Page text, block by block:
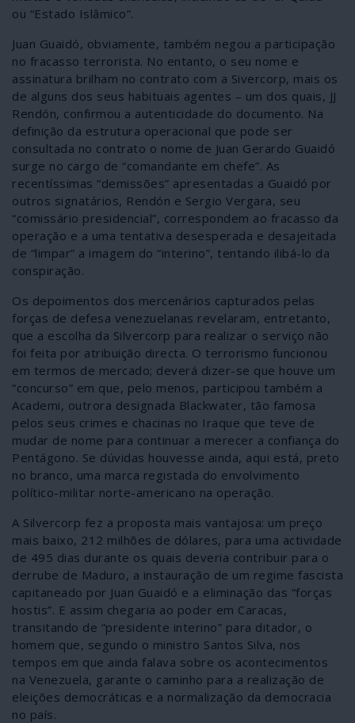
ou “Estado Islâmico”.
Juan Guaidó, obviamente, também negou a participação
no fracasso terrorista. No entanto, o seu nome e
assinatura brilham no contrato com a Sivercorp, mais os
de alguns dos seus habituais agentes – um dos quais, JJ
Rendón, confirmou a autenticidade do documento. Na
definição da estrutura operacional que pode ser
consultada no contrato o nome de Juan Gerardo Guaidó
surge no cargo de “comandante em chefe”. As
recentíssimas “demissões” apresentadas a Guaidó por
outros signatários, Rendón e Sergio Vergara, seu
“comissário presidencial”, correspondem ao fracasso da
operação e a uma tentativa desesperada e desajeitada
de “limpar” a imagem do “interino”, tentando ilibá-lo da
conspiração.
Os depoimentos dos mercenários capturados pelas
forças de defesa venezuelanas revelaram, entretanto,
que a escolha da Silvercorp para realizar o serviço não
foi feita por atribuição directa. O terrorismo funcionou
em termos de mercado; deverá dizer-se que houve um
“concurso” em que, pelo menos, participou também a
Academi, outrora designada Blackwater, tão famosa
pelos seus crimes e chacinas no Iraque que teve de
mudar de nome para continuar a merecer a confiança do
Pentágono. Se dúvidas houvesse ainda, aqui está, preto
no branco, uma marca registada do envolvimento
político-militar norte-americano na operação.
A Silvercorp fez a proposta mais vantajosa: um preço
mais baixo, 212 milhões de dólares, para uma actividade
de 495 dias durante os quais deveria contribuir para o
derrube de Maduro, a instauração de um regime fascista
capitaneado por Juan Guaidó e a eliminação das “forças
hostis”. E assim chegaria ao poder em Caracas,
transitando de “presidente interino” para ditador, o
homem que, segundo o ministro Santos Silva, nos
tempos em que ainda falava sobre os acontecimentos
na Venezuela, garante o caminho para a realização de
eleições democráticas e a normalização da democracia
no país.